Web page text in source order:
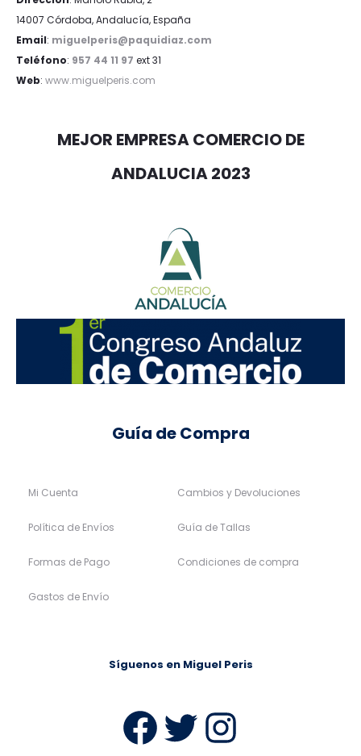
14007 Córdoba, Andalucía, España
Email: miguelperis@paquidiaz.com
Teléfono: 957 44 11 97 ext 31
Web: www.miguelperis.com
MEJOR EMPRESA COMERCIO DE
ANDALUCIA 2023
Guía de Compra
Mi Cuenta
Política de Envíos
Formas de Pago
Gastos de Envío
Cambios y Devoluciones
Guía de Tallas
Condiciones de compra
Síguenos en Miguel Peris
Facebook
Twitter